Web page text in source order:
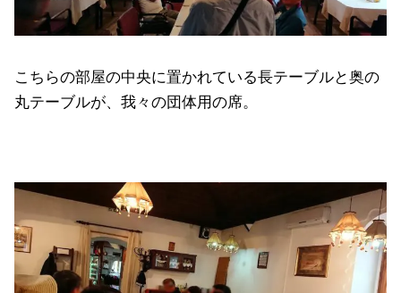
こちらの部屋の中央に置かれている長テーブルと奥の
丸テーブルが、我々の団体用の席。